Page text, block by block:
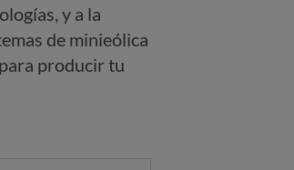
y a la
de minieólica
producir tu